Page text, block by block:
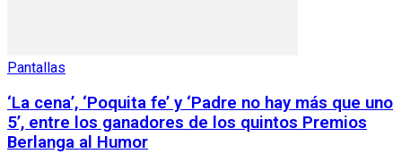
Pantallas
‘La cena’, ‘Poquita fe’ y ‘Padre no hay más que uno
5’, entre los ganadores de los quintos Premios
Berlanga al Humor